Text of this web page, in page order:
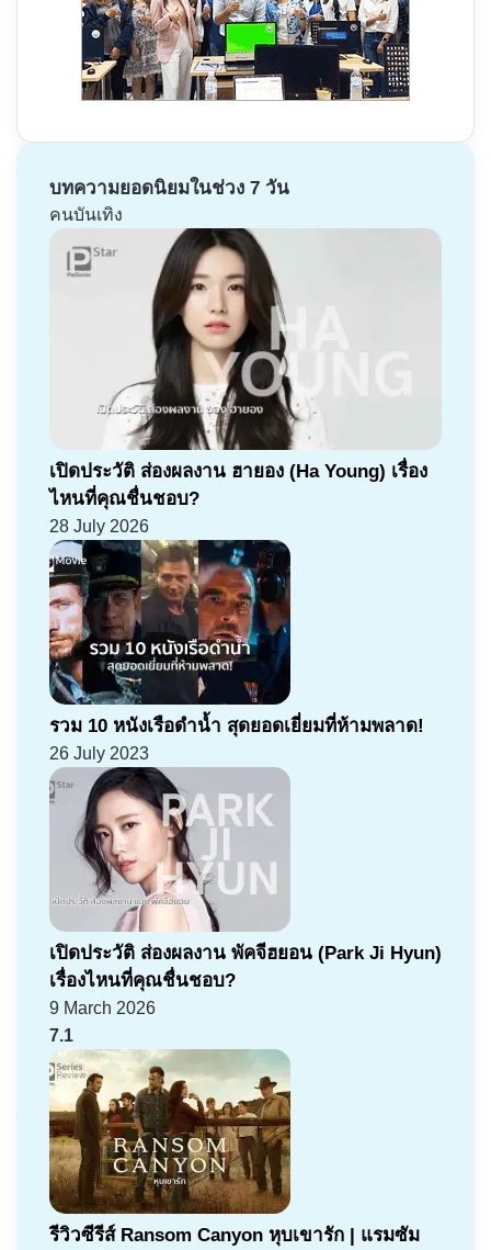
บทความยอดนิยมในช่วง 7 วัน
คนบันเทิง
เปิดประวัติ ส่องผลงาน ฮายอง (Ha Young) เรื่อง
ไหนที่คุณชื่นชอบ?
28 July 2026
รวม 10 หนังเรือดำน้ำ สุดยอดเยี่ยมที่ห้ามพลาด!
26 July 2023
เปิดประวัติ ส่องผลงาน พัคจีฮยอน (Park Ji Hyun)
เรื่องไหนที่คุณชื่นชอบ?
9 March 2026
7.1
รีวิวซีรีส์ Ransom Canyon หุบเขารัก | แรมซัม